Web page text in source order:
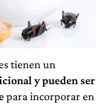
tienen un
y pueden ser
para incorporar en